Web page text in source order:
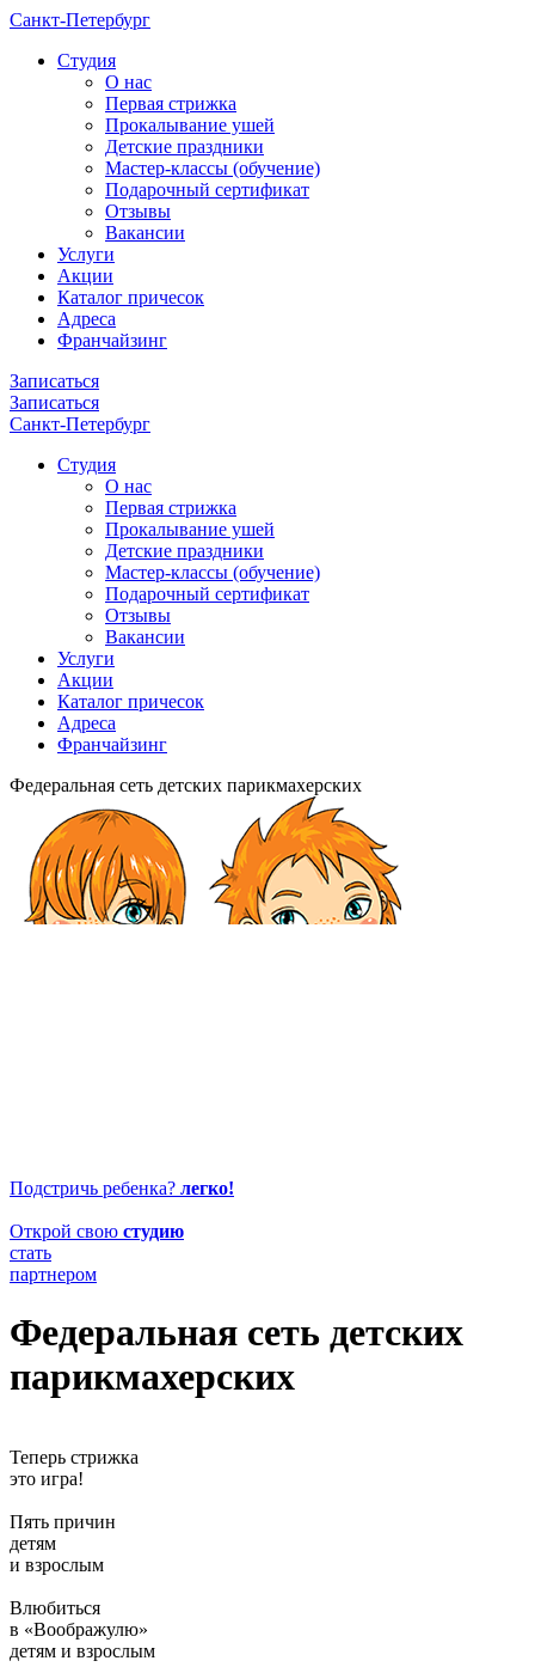
Санкт-Петербург
Cтудия
О нас
Первая стрижка
Прокалывание ушей
Детские праздники
Мастер-классы (обучение)
Подарочный сертификат
Отзывы
Вакансии
Услуги
Акции
Каталог причесок
Адреса
Франчайзинг
Записаться
Записаться
Санкт-Петербург
Cтудия
О нас
Первая стрижка
Прокалывание ушей
Детские праздники
Мастер-классы (обучение)
Подарочный сертификат
Отзывы
Вакансии
Услуги
Акции
Каталог причесок
Адреса
Франчайзинг
Федеральная сеть детских парикмахерских
Подстричь ребенка? легко!
Открой свою студию
стать
партнером
Федеральная сеть детских
парикмахерских
Теперь стрижка
это игра!
Пять причин
детям
и взрослым
Влюбиться
в «Воображулю»
детям и взрослым